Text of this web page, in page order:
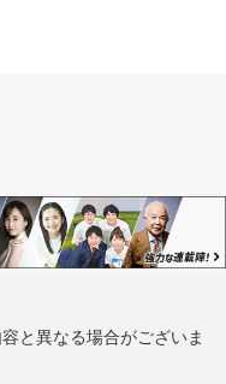
と異なる場合がございま